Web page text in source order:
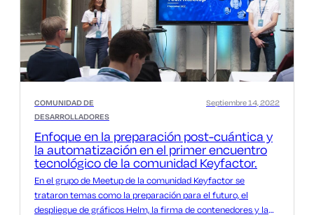
COMUNIDAD DE
DESARROLLADORES
Enfoque en la preparación post-cuántica y
la automatización en el primer encuentro
tecnológico de la comunidad Keyfactor.
Septiembre 14, 2022
En el grupo de Meetup de la comunidad Keyfactor se
trataron temas como la preparación para el futuro, el
despliegue de gráficos Helm, la firma de contenedores y la